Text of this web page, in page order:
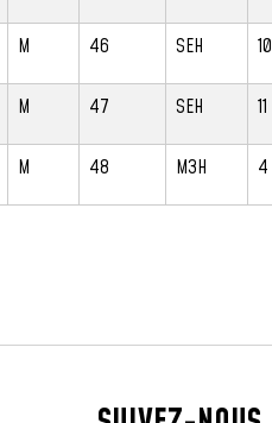
M 46 SEH 10
M 47 SEH 11
M 48 M3H 4